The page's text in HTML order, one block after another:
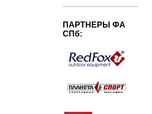
ПАРТНЕРЫ ФА
СПб: